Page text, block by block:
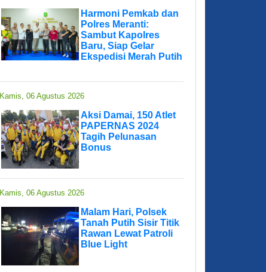
Harmoni Pemkab dan
Polres Meranti:
Sambut Kapolres
Baru, Siap Gelar
Ekspedisi Merah Putih
Kamis, 06 Agustus 2026
Aksi Damai, 150 Atlet
PAPERNAS 2024
Tagih Pelunasan
Bonus
Kamis, 06 Agustus 2026
Malam Hari, Polsek
Tanah Putih Sisir Titik
Rawan Lewat Patroli
Blue Light